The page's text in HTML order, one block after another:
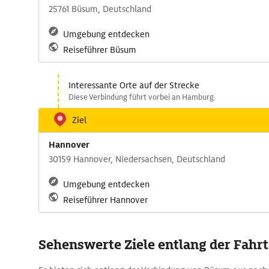
25761 Büsum, Deutschland
Umgebung entdecken
Reiseführer Büsum
Interessante Orte auf der Strecke
Diese Verbindung führt vorbei an Hamburg.
Ziel
Hannover
30159 Hannover, Niedersachsen, Deutschland
Umgebung entdecken
Reiseführer Hannover
Sehenswerte Ziele entlang der